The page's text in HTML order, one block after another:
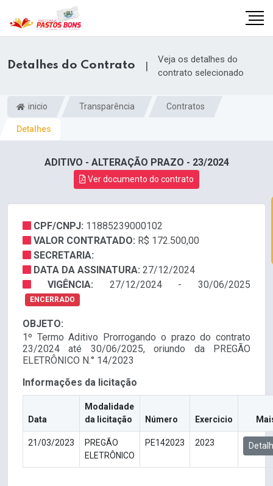
Detalhes do Contrato |
Veja os detalhes do
contrato selecionado
inicio Transparência Contratos
Detalhes
ADITIVO - ALTERAÇÃO PRAZO - 23/2024
Ver documento do contrato
CPF/CNPJ: 11885239000102
VALOR CONTRATADO: R$ 172.500,00
SECRETARIA:
DATA DA ASSINATURA: 27/12/2024
VIGÊNCIA: 27/12/2024 - 30/06/2025
ENCERRADO
OBJETO:
1º Termo Aditivo Prorrogando o prazo do contrato
23/2024 até 30/06/2025, oriundo da PREGÃO
ELETRÔNICO N.° 14/2023
Informações da licitação
Data
Modalidade
da licitação
Número Exercicio
21/03/2023
PREGÃO
ELETRÔNICO
PE142023 2023